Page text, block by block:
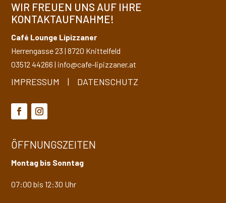
WIR FREUEN UNS AUF IHRE
KONTAKTAUFNAHME!
Café Lounge Lipizzaner
Herrengasse 23 | 8720 Knittelfeld
03512 44266 | info@cafe-lipizzaner.at
IMPRESSUM | DATENSCHUTZ
ÖFFNUNGSZEITEN
Montag bis Sonntag
07:00 bis 12:30 Uhr